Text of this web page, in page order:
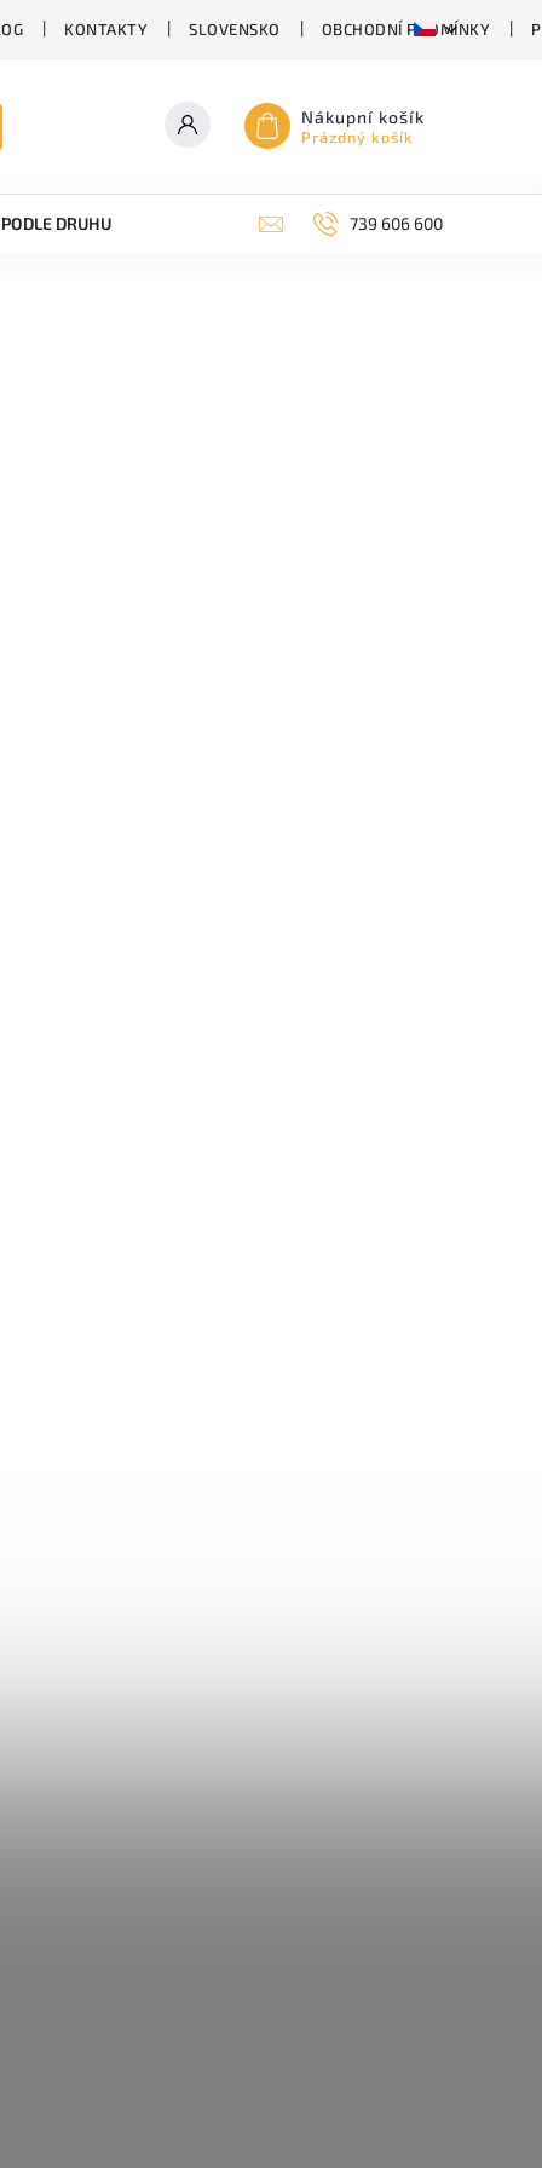
KONTAKTY SLOVENSKO OBCHODNÍ PODMÍNKY
Nákupní košík
Prázdný košík
PODLE DRUHU PIVA SUDOVÉ PIVO PIVO V PLECHU
739 606 600